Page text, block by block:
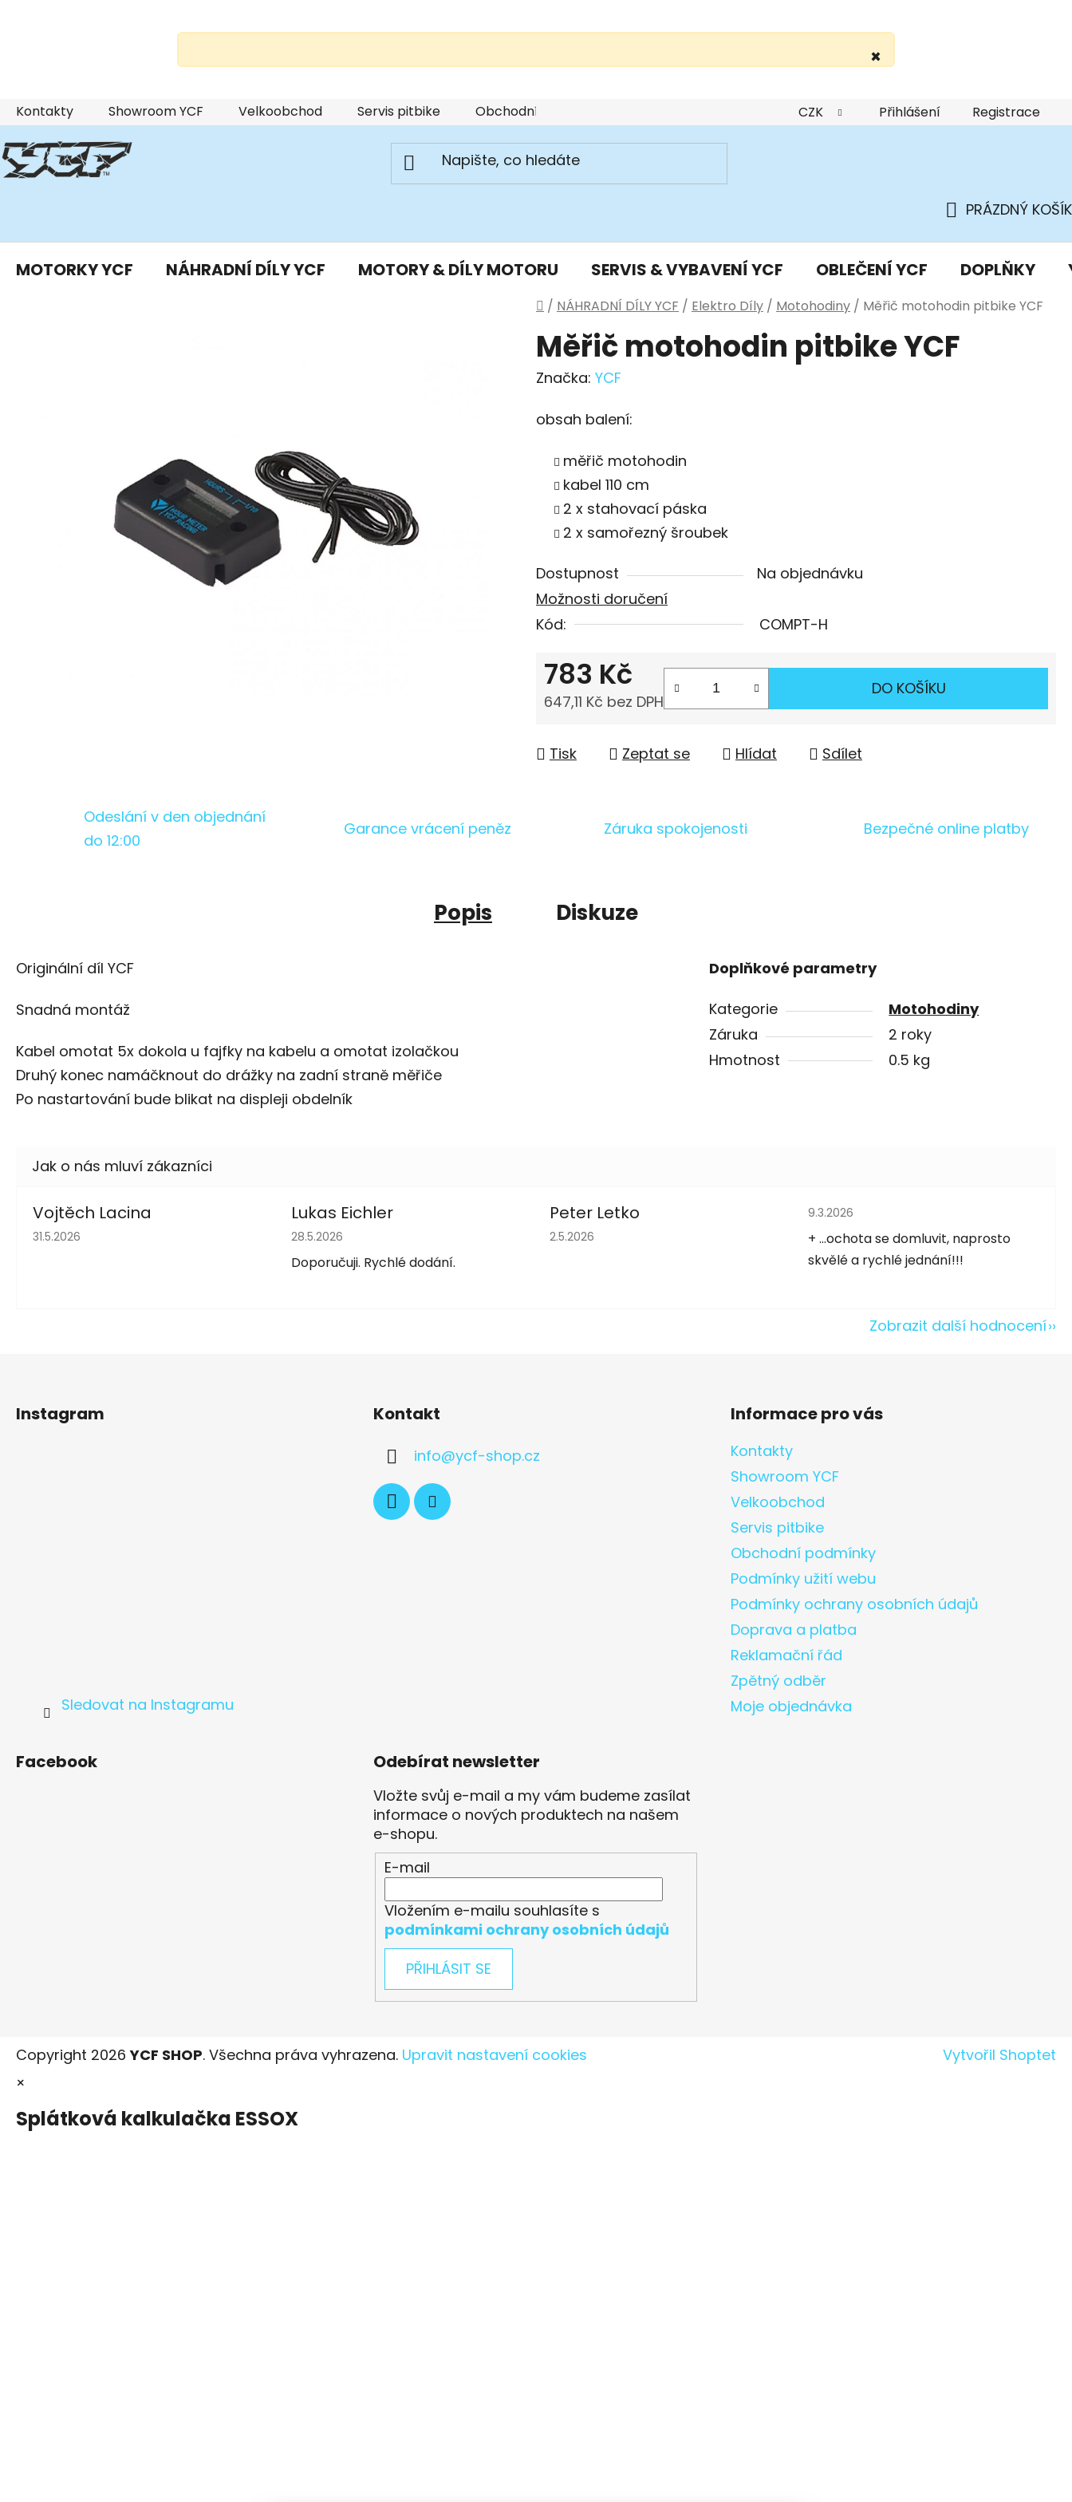
×
Přejít
na
obsah
Kontakty Showroom YCF Velkoobchod Servis pitbike Obchodní podmínky Podmínky ochrany osobních údajů
CZK Přihlášení Registrace
KOŠÍK
PRÁZDNÝ KOŠÍK
MOTORKY YCF NÁHRADNÍ DÍLY YCF MOTORY & DÍLY MOTORU SERVIS & VYBAVENÍ YCF OBLEČENÍ YCF DOPLŇKY
Domů
/ NÁHRADNÍ DÍLY YCF / Elektro Díly / Motohodiny / Měřič motohodin pitbike YCF
Měřič motohodin pitbike YCF
Značka: YCF
obsah balení:
měřič motohodin
kabel 110 cm
2 x stahovací páska
2 x samořezný šroubek
Dostupnost
Na objednávku
Možnosti doručení
Kód:
COMPT-H
783 Kč
647,11 Kč bez DPH
DO KOŠÍKU
Tisk Zeptat se Hlídat Sdílet
Odeslání v den objednání
do 12:00
Garance vrácení peněz Záruka spokojenosti Bezpečné online platby
Popis Diskuze
Originální díl YCF
Snadná montáž
Kabel omotat 5x dokola u fajfky na kabelu a omotat izolačkou
Druhý konec namáčknout do drážky na zadní straně měřiče
Po nastartování bude blikat na displeji obdelník
Doplňkové parametry
Kategorie
Motohodiny
Záruka
2 roky
Hmotnost
0.5 kg
Vojtěch Lacina
Hodnocení obchodu je 5 z 5 hvězdiček.
31.5.2026
Lukas Eichler
Hodnocení obchodu je 5 z 5 hvězdiček.
28.5.2026
Doporučuji. Rychlé dodání.
Peter Letko
Hodnocení obchodu je 5 z 5 hvězdiček.
2.5.2026
Hodnocení obchodu je 5 z 5 hvězdiček.
9.3.2026
+ ...ochota se domluvit, naprosto
skvělé a rychlé jednání!!!
Zobrazit další hodnocení
Instagram
Sledovat na Instagramu
Kontakt
info@ycf-shop.cz
Informace pro vás
Kontakty
Showroom YCF
Velkoobchod
Servis pitbike
Obchodní podmínky
Podmínky užití webu
Podmínky ochrany osobních údajů
Doprava a platba
Reklamační řád
Zpětný odběr
Moje objednávka
Facebook Odebírat newsletter
Vložte svůj e-mail a my vám budeme zasílat
informace o nových produktech na našem
e-shopu.
E-mail
Vložením e-mailu souhlasíte s
podmínkami ochrany osobních údajů
PŘIHLÁSIT SE
Vytvořil Shoptet
Copyright 2026YCF SHOP. Všechna práva vyhrazena. Upravit nastavení cookies
×
Splátková kalkulačka ESSOX